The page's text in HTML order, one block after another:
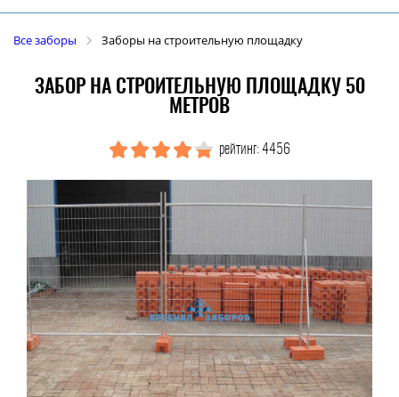
Все заборы Заборы на строительную площадку
ЗАБОР НА СТРОИТЕЛЬНУЮ ПЛОЩАДКУ 50
МЕТРОВ
рейтинг: 4456